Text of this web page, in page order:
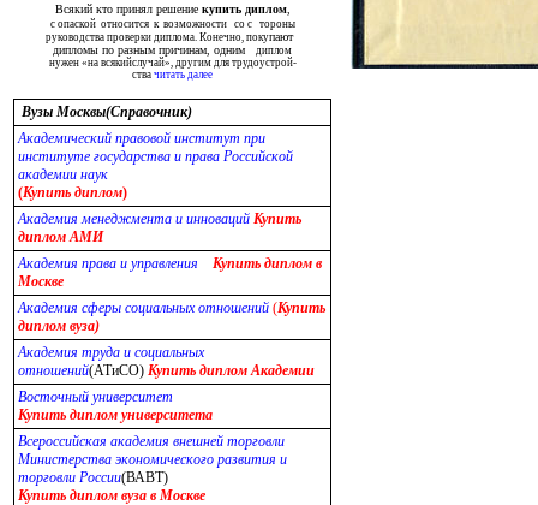
Всякий кто принял решение купить диплом,
с опаской относится к возможности со с тороны
руководства проверки диплома. Конечно, покупают
дипломы по разным причинам, одним
диплом
нужен «на всякийслучай», другим для трудоустрой-
ства читать далее
Вузы Москвы(Справочник)
Академический правовой институт при
институте государства и права Российской
академии наук
(Купить диплом)
Академия менеджмента и инноваций Купить
диплом АМИ
Академия права и управления
Купить диплом в
Москве
Академия сферы социальных отношений (Купить
диплом вуза)
Академия труда и социальных
отношений(АТиСО) Купить диплом Академии
Восточный университет
Купить диплом университета
Всероссийская академия внешней торговли
Министерства экономического развития и
торговли России(ВАВТ)
Купить диплом вуза в Москве